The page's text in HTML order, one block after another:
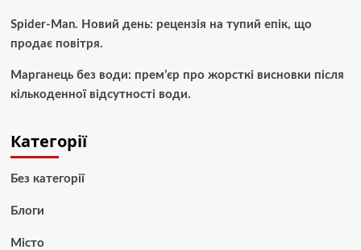
Spider-Man. Новий день: рецензія на тупий епік, що
продає повітря.
Марганець без води: прем’єр про жорсткі висновки після
кількоденної відсутності води.
Категорії
Без категорії
Блоги
Місто